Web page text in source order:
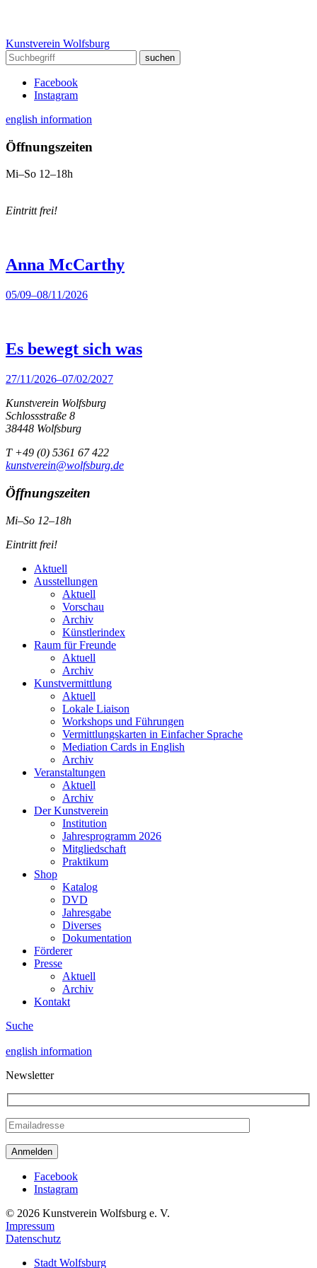
Kunstverein Wolfsburg
Facebook
Instagram
english information
Öffnungszeiten
Mi–So 12–18h
Eintritt frei!
Anna McCarthy
05/09–08/11/2026
Es bewegt sich was
27/11/2026–07/02/2027
Kunstverein Wolfsburg
Schlossstraße 8
38448 Wolfsburg
T +49 (0) 5361 67 422
kunstverein@wolfsburg.de
Öffnungszeiten
Mi–So 12–18h
Eintritt frei!
Aktuell
Ausstellungen
Aktuell
Vorschau
Archiv
Künstlerindex
Raum für Freunde
Aktuell
Archiv
Kunstvermittlung
Aktuell
Lokale Liaison
Workshops und Führungen
Vermittlungskarten in Einfacher Sprache
Mediation Cards in English
Archiv
Veranstaltungen
Aktuell
Archiv
Der Kunstverein
Institution
Jahresprogramm 2026
Mitgliedschaft
Praktikum
Shop
Katalog
DVD
Jahresgabe
Diverses
Dokumentation
Förderer
Presse
Aktuell
Archiv
Kontakt
Suche
english information
Newsletter
Facebook
Instagram
© 2026 Kunstverein Wolfsburg e. V.
Impressum
Datenschutz
Stadt Wolfsburg